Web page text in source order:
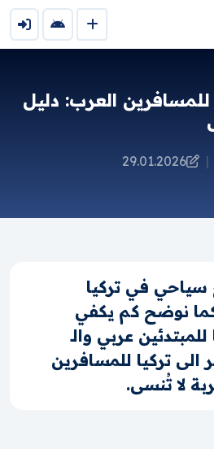
العرب: دليل
|
29.01.2026
سياحي في تركيا
كما نوضح كم يكفي
عربي والـ
تركيا للمسافرين
لا تُنسى.